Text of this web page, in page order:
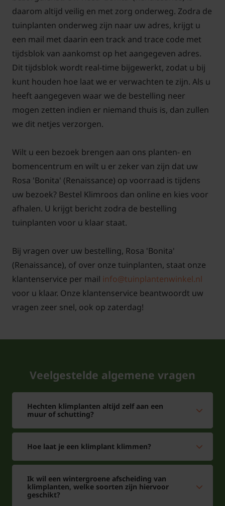
Rosa 'Bonita' (Renaissance) snoeien
en onderhouden
Onderhoud van klimrozen vergt een andere aanpak
dan bij de andere rozenplanten. Het is niet moeilijk.
Iedereen kan elk jaar weer genieten van mooie
gezonde planten die de hele zomer de meest
prachtige bloemen geven. Om u hierbij te helpen,
hebben we op Tuinplantenwinkel.nl een artikel
van klimrozen. Met behulp van foto's en
pictogrammen leggen we het snoeien en
onderhoud duidelijk uit. Als u deze tips opvolgt, kunt
Potmaat en maatvoering
Afmetingen pot
(indicatie)*
Geleverde
* De pot kan soms in vorm afwijken, bijvoorbeeld
een wat meer vierkante pot dan rond.
** Afhankelijk van het seizoen kan de maatvoering
daarom altijd veilig en met zorg onderweg. Zodra de
tuinplanten onderweg zijn naar uw adres, krijgt u
een mail met daarin een track and trace code met
tijdsblok van aankomst op het aangegeven adres.
Dit tijdsblok wordt real-time bijgewerkt, zodat u bij
kunt houden hoe laat we er verwachten te zijn. Als u
heeft aangegeven waar we de bestelling neer
mogen zetten indien er niemand thuis is, dan zullen
we dit netjes verzorgen.
Wilt u een bezoek brengen aan ons planten- en
bomencentrum en wilt u er zeker van zijn dat uw
Rosa 'Bonita' (Renaissance) op voorraad is tijdens
uw bezoek? Bestel Klimroos dan online en kies voor
afhalen. U krijgt bericht zodra de bestelling
tuinplanten voor u klaar staat.
Bij vragen over uw bestelling, Rosa 'Bonita'
(Renaissance), of over onze tuinplanten, staat onze
klantenservice per mail info@tuinplantenwinkel.nl
voor u klaar. Onze klantenservice beantwoordt uw
vragen zeer snel, ook op zaterdag!
Veelgestelde algemene vragen
Hechten klimplanten altijd zelf aan een
muur of schutting?
Hoe laat je een klimplant klimmen?
Ik wil een wintergroene afscheiding van
klimplanten, welke soorten zijn hiervoor
geschikt?